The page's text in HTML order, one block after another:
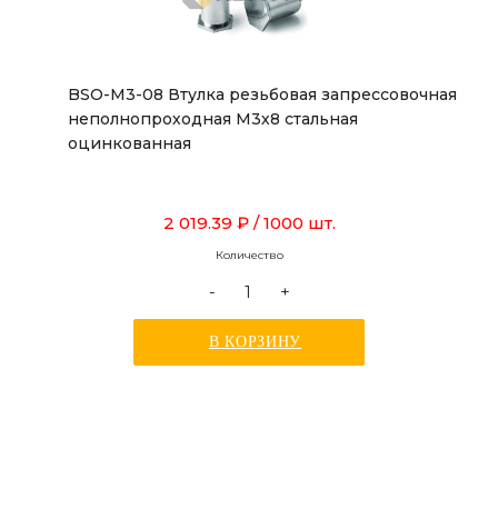
BSO-M3-08 Втулка резьбовая запрессовочная
неполнопроходная М3х8 стальная
оцинкованная
2 019.39 ₽ / 1000 шт.
Количество
- +
В КОРЗИНУ